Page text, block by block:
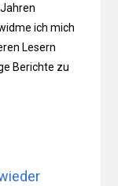
ich mich
Lesern
Berichte zu